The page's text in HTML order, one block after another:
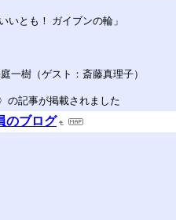
いとも！ ガイブンの輪」
一樹（ゲスト：斎藤真理子）
の記事が掲載されました
のブログ